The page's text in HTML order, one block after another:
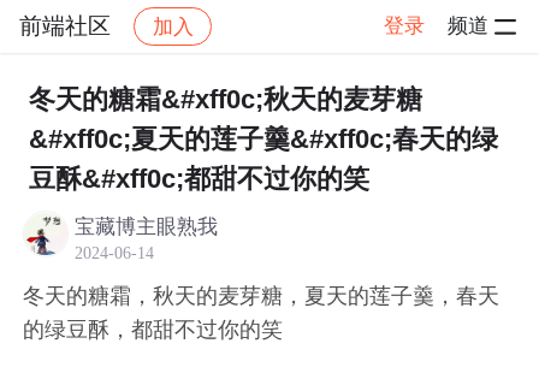
前端社区 加入 登录 频道
社区 前端社区 感慨 帖子详情
冬天的糖霜&#xff0c;秋天的麦芽糖
&#xff0c;夏天的莲子羹&#xff0c;春天的绿
豆酥&#xff0c;都甜不过你的笑
宝藏博主眼熟我
2024-06-14
冬天的糖霜，秋天的麦芽糖，夏天的莲子羹，春天
的绿豆酥，都甜不过你的笑